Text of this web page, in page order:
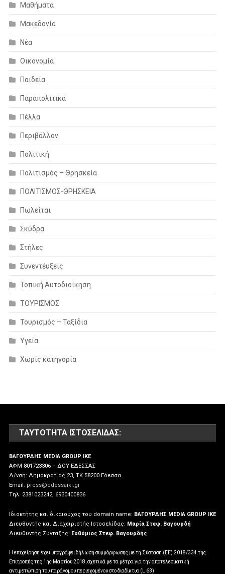
Μαθήματα
Μακεδονία
Νέα
Οικονομία
Παιδεία
Παραπολιτικά
Πέλλα
Περιβάλλον
Πολιτική
Πολιτισμός – Θρησκεία
ΠΟΛΙΤΙΣΜΟΣ-ΘΡΗΣΚΕΙΑ
Πωλείται
Σκύδρα
Στήλες
Συνεντέυξεις
Τοπική Αυτοδιοίκηση
ΤΟΥΡΙΣΜΟΣ
Τουρισμός – Ταξίδια
Υγεία
Χωρίς κατηγορία
ΤΑΥΤΌΤΗΤΑ ΙΣΤΟΣΕΛΊΔΑΣ:
ΒΑΓΟΥΡΔΗΣ MEDIA GROUP IKE
ΑΦΜ 801723306 – ΔΟΥ ΕΔΕΣΣΑΣ
Δ/νση: Δημοκρατίας 23, ΤΚ 58200 Εδεσσα
Email: press@edessaiki.gr
Tηλ. 2381023242, 6930400836
Ιδιοκτήτης και δικαιούχος του domain name: ΒΑΓΟΥΡΔΗΣ MEDIA GROUP IKE
Διευθυντής και Διαχειριστής Ιστοσελίδας: Μαρία Στεφ. Βαγουρδή
Διευθυντής Σύνταξης: Ευθύμιος Στεφ. Βαγουρδής
Η επιχείρηση έχει υπογράψει δήλωση συμμόρφωσης με τη Σύσταση (ΕΕ) 2018/334 της
Επιτροπής της 1ης Μαρτίου 2018, σχετικά με τα μέτρα για την αποτελεσματική
αντιμετώπιση του παράνομου περιεχομένου στο διαδίκτυο (L 63)